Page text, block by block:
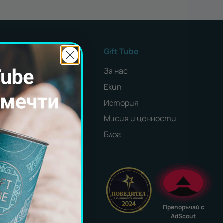
услуги
за фирми
програми
партньор
за партньори
Gift Tube
За нас
Екип
История
Мисия и ценности
Блог
с нас
tube.com
Препоръчай с
AdScout